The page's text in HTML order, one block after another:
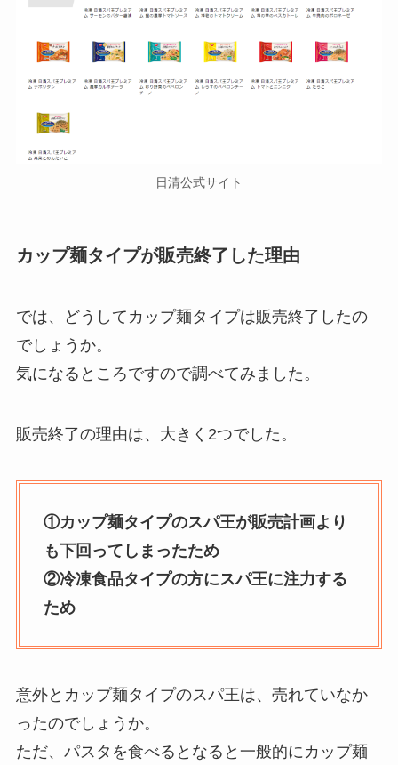
日清公式サイト
カップ麺タイプが販売終了した理由
では、どうしてカップ麺タイプは販売終了したの
でしょうか。
気になるところですので調べてみました。
販売終了の理由は、大きく2つでした。
①カップ麺タイプのスパ王が販売計画より
も下回ってしまったため
②冷凍食品タイプの方にスパ王に注力する
ため
意外とカップ麺タイプのスパ王は、売れていなか
ったのでしょうか。
ただ、パスタを食べるとなると一般的にカップ麺